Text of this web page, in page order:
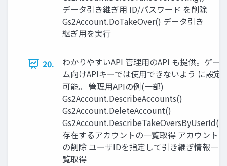
データ引き継ぎ⽤ ID/パスワード を削除
Gs2Account.DoTakeOver() データ引き
継ぎ⽤を実⾏
20.
わかりやすいAPI 管理⽤のAPI も提供。ゲー
ム向けAPIキーでは使⽤できないよう に設定
可能。 管理⽤APIの例(⼀部)
Gs2Account.DescribeAccounts()
Gs2Account.DeleteAccount()
Gs2Account.DescribeTakeOversByUserId()
存在するアカウントの⼀覧取得 アカウント
の削除 ユーザIDを指定して引き継ぎ情報⼀
覧取得